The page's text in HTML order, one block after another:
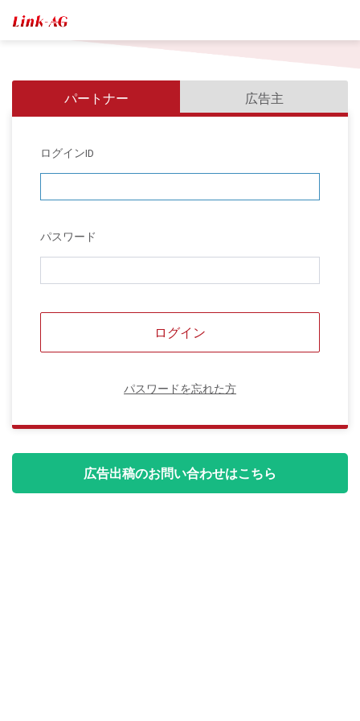
パートナー 広告主
ログインID
パスワード
パスワードを忘れた方
広告出稿のお問い合わせはこちら